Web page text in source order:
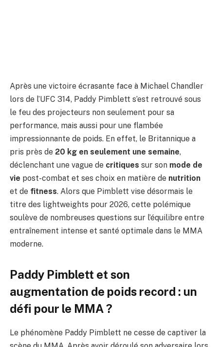
Après une victoire écrasante face à Michael Chandler
lors de l’UFC 314, Paddy Pimblett s’est retrouvé sous
le feu des projecteurs non seulement pour sa
performance, mais aussi pour une flambée
impressionnante de poids. En effet, le Britannique a
pris près de 20 kg en seulement une semaine,
déclenchant une vague de critiques sur son mode de
vie post-combat et ses choix en matière de nutrition
et de fitness. Alors que Pimblett vise désormais le
titre des lightweights pour 2026, cette polémique
soulève de nombreuses questions sur l’équilibre entre
entraînement intense et santé optimale dans le MMA
moderne.
Paddy Pimblett et son
augmentation de poids record : un
défi pour le MMA ?
Le phénomène Paddy Pimblett ne cesse de captiver la